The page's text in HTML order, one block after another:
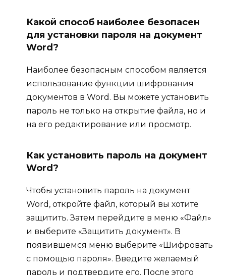
Какой способ наиболее безопасен
для установки пароля на документ
Word?
Наиболее безопасным способом является
использование функции шифрования
документов в Word. Вы можете установить
пароль не только на открытие файла, но и
на его редактирование или просмотр.
Как установить пароль на документ
Word?
Чтобы установить пароль на документ
Word, откройте файл, который вы хотите
защитить. Затем перейдите в меню «Файл»
и выберите «Защитить документ». В
появившемся меню выберите «Шифровать
с помощью пароля». Введите желаемый
пароль и подтвердите его. После этого